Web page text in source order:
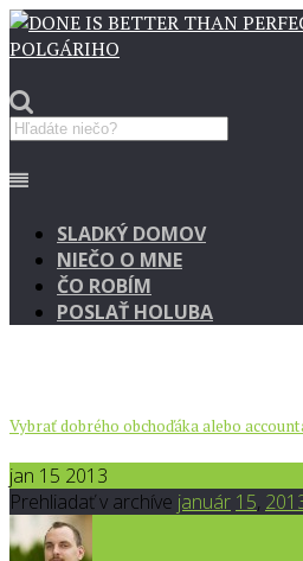
SLADKÝ DOMOV
NIEČO O MNE
ČO ROBÍM
POSLAŤ HOLUBA
Vybrať dobrého obchoďáka alebo
jan 15 2013
Prehliadať v archíve január 15,